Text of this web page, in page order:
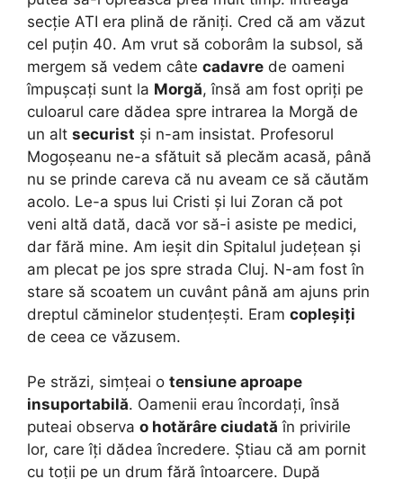
secție ATI era plină de răniți. Cred că am văzut
cel puțin 40. Am vrut să coborâm la subsol, să
mergem să vedem câte cadavre de oameni
împușcați sunt la Morgă, însă am fost opriți pe
culoarul care dădea spre intrarea la Morgă de
un alt securist și n-am insistat. Profesorul
Mogoșeanu ne-a sfătuit să plecăm acasă, până
nu se prinde careva că nu aveam ce să căutăm
acolo. Le-a spus lui Cristi și lui Zoran că pot
veni altă dată, dacă vor să-i asiste pe medici,
dar fără mine. Am ieșit din Spitalul județean și
am plecat pe jos spre strada Cluj. N-am fost în
stare să scoatem un cuvânt până am ajuns prin
dreptul căminelor studențești. Eram copleșiți
de ceea ce văzusem.
Pe străzi, simțeai o tensiune aproape
insuportabilă. Oamenii erau încordați, însă
puteai observa o hotărâre ciudată în privirile
lor, care îți dădea încredere. Știau că am pornit
cu toții pe un drum fără întoarcere. După